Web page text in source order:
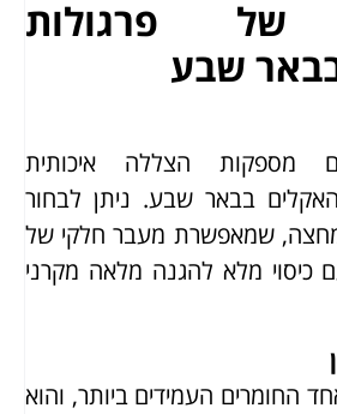
של פרגולות
בבאר שבע
מספקות הצללה איכותית
בבאר שבע. ניתן לבחור
שמאפשרת מעבר חלקי של
כיסוי מלא להגנה מלאה מקרני
החומרים העמידים ביותר, והוא